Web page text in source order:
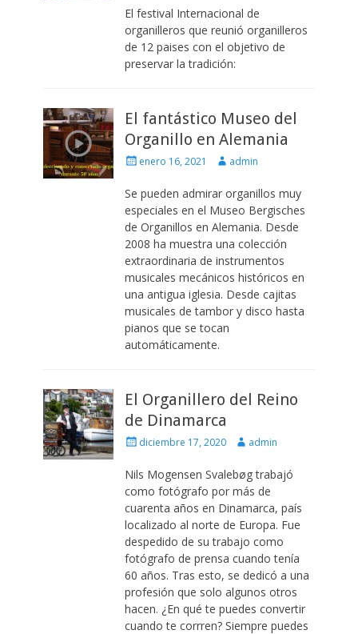
El festival Internacional de
organilleros que reunió organilleros
de 12 paises con el objetivo de
preservar la tradición:
El fantástico Museo del
Organillo en Alemania
Escritoenero 16, 2021 Autoradmin
Se pueden admirar organillos muy
especiales en el Museo Bergisches
de Organillos en Alemania. Desde
2008 ha muestra una colección
extraordinaria de instrumentos
musicales mecánicos históricos en
una antigua iglesia. Desde cajitas
musicales de tambor y disco hasta
pianos que se tocan
automáticamente.
El Organillero del Reino
de Dinamarca
Escritodiciembre 17, 2020 Autoradmin
Nils Mogensen Svalebøg trabajó
como fotógrafo por más de
cuarenta años en Dinamarca, país
localizado al norte de Europa. Fue
despedido de su trabajo como
fotógrafo de prensa cuando tenía
60 años. Tras esto, se dedicó a una
profesión que solo algunos otros
hacen. ¿En qué te puedes convertir
cuando te corrren? Siempre puedes